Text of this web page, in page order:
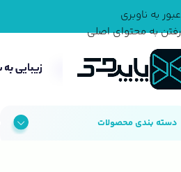
عبور به ناوبری
رفتن به محتوای اصلی
دسته بندی محصولات